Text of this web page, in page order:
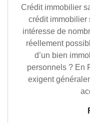
Crédit immobilier
crédit immobilier
intéresse de
réellement
d’un bien
personnels ? En
exigent